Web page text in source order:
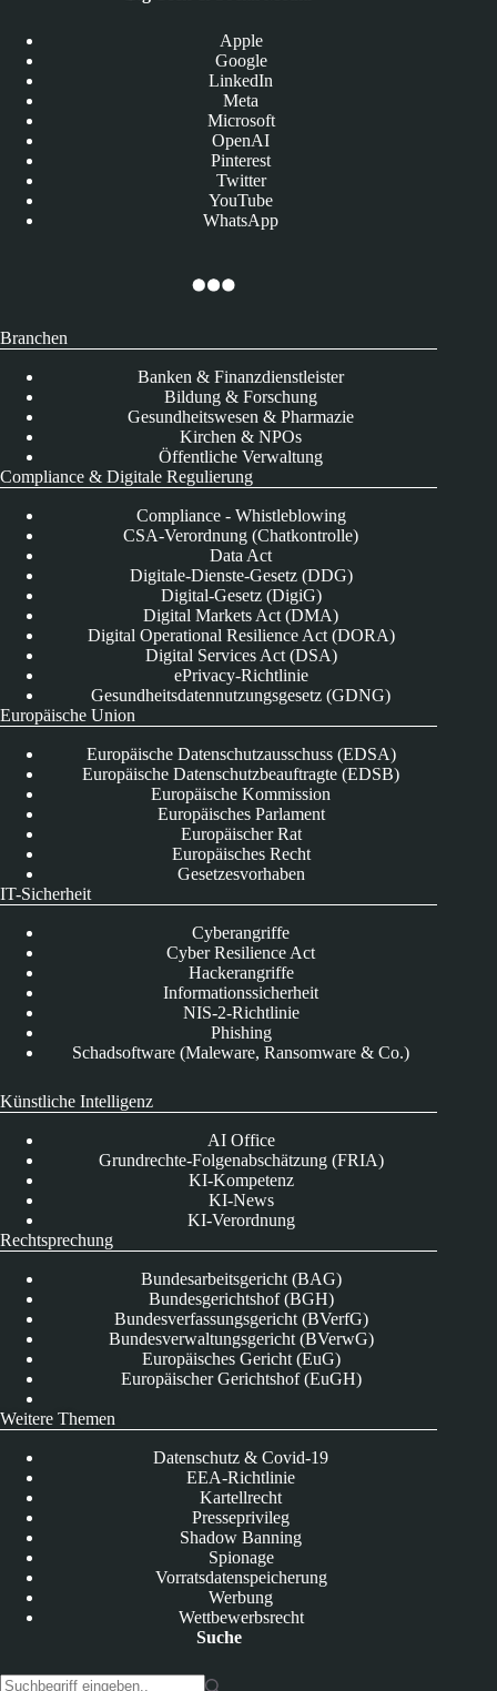
Apple
Google
LinkedIn
Meta
Microsoft
OpenAI
Pinterest
Twitter
YouTube
WhatsApp
Branchen
Banken & Finanzdienstleister
Bildung & Forschung
Gesundheitswesen & Pharmazie
Kirchen & NPOs
Öffentliche Verwaltung
Compliance & Digitale Regulierung
Compliance - Whistleblowing
CSA-Verordnung (Chatkontrolle)
Data Act
Digitale-Dienste-Gesetz (DDG)
Digital-Gesetz (DigiG)
Digital Markets Act (DMA)
Digital Operational Resilience Act (DORA)
Digital Services Act (DSA)
ePrivacy-Richtlinie
Gesundheitsdatennutzungsgesetz (GDNG)
Europäische Union
Europäische Datenschutzausschuss (EDSA)
Europäische Datenschutzbeauftragte (EDSB)
Europäische Kommission
Europäisches Parlament
Europäischer Rat
Europäisches Recht
Gesetzesvorhaben
IT-Sicherheit
Cyberangriffe
Cyber Resilience Act
Hackerangriffe
Informationssicherheit
NIS-2-Richtlinie
Phishing
Schadsoftware (Maleware, Ransomware & Co.)
Künstliche Intelligenz
AI Office
Grundrechte-Folgenabschätzung (FRIA)
KI-Kompetenz
KI-News
KI-Verordnung
Rechtsprechung
Bundesarbeitsgericht (BAG)
Bundesgerichtshof (BGH)
Bundesverfassungsgericht (BVerfG)
Bundesverwaltungsgericht (BVerwG)
Europäisches Gericht (EuG)
Europäischer Gerichtshof (EuGH)
Weitere Themen
Datenschutz & Covid-19
EEA-Richtlinie
Kartellrecht
Presseprivileg
Shadow Banning
Spionage
Vorratsdatenspeicherung
Werbung
Wettbewerbsrecht
Suche